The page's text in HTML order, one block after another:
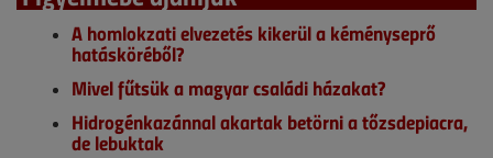
A homlokzati elvezetés kikerül a kéményseprő
hatásköréből?
Mivel fűtsük a magyar családi házakat?
Hidrogénkazánnal akartak betörni a tőzsdepiacra,
de lebuktak